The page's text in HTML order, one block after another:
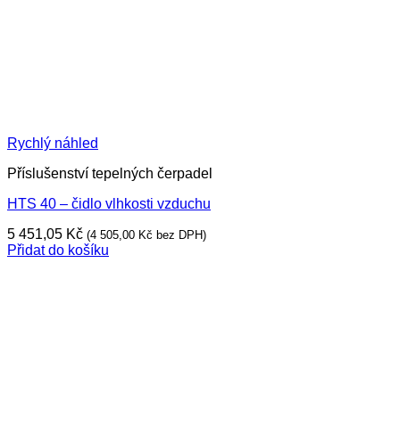
Rychlý náhled
Příslušenství tepelných čerpadel
HTS 40 – čidlo vlhkosti vzduchu
5 451,05 Kč (4 505,00 Kč bez DPH)
Přidat do košíku